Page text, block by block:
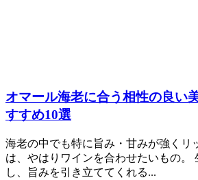
オマール海老に合う相性の良い
すすめ10選
海老の中でも特に旨み・甘みが強くリ
は、やはりワインを合わせたいもの。
し、旨みを引き立ててくれる...